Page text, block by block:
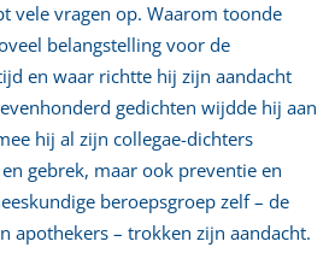
vele vragen op. Waarom toonde
belangstelling voor de
en waar richtte hij zijn aandacht
gedichten wijdde hij aan
hij al zijn collegae-dichters
gebrek, maar ook preventie en
beroepsgroep zelf – de
apothekers – trokken zijn aandacht.